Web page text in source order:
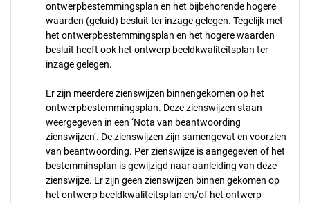
ontwerpbestemmingsplan en het bijbehorende hogere
waarden (geluid) besluit ter inzage gelegen. Tegelijk met
het ontwerpbestemmingsplan en het hogere waarden
besluit heeft ook het ontwerp beeldkwaliteitsplan ter
inzage gelegen.
Er zijn meerdere zienswijzen binnengekomen op het
ontwerpbestemmingsplan. Deze zienswijzen staan
weergegeven in een ‘Nota van beantwoording
zienswijzen’. De zienswijzen zijn samengevat en voorzien
van beantwoording. Per zienswijze is aangegeven of het
bestemminsplan is gewijzigd naar aanleiding van deze
zienswijze. Er zijn geen zienswijzen binnen gekomen op
het ontwerp beeldkwaliteitsplan en/of het ontwerp